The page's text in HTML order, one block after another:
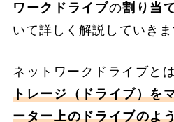
ワークドライブの割り当
いて詳しく解説していきま
ネットワークドライブとは
トレージ（ドライブ）を
ーター上のドライブのよ